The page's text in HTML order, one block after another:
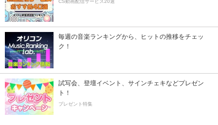
CS動画配信サービス20選
毎週の音楽ランキングから、ヒットの推移をチェッ
ク！
試写会、登壇イベント、サインチェキなどプレゼン
ト！
プレゼント特集